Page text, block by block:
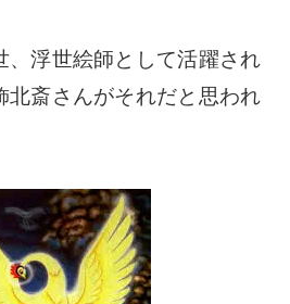
、浮世絵師として活躍され
北斎さんがそれだと思われ